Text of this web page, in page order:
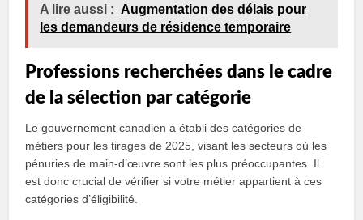
A lire aussi : Augmentation des délais pour
les demandeurs de résidence temporaire
Professions recherchées dans le cadre
de la sélection par catégorie
Le gouvernement canadien a établi des catégories de
métiers pour les tirages de 2025, visant les secteurs où les
pénuries de main-d’œuvre sont les plus préoccupantes. Il
est donc crucial de vérifier si votre métier appartient à ces
catégories d’éligibilité.